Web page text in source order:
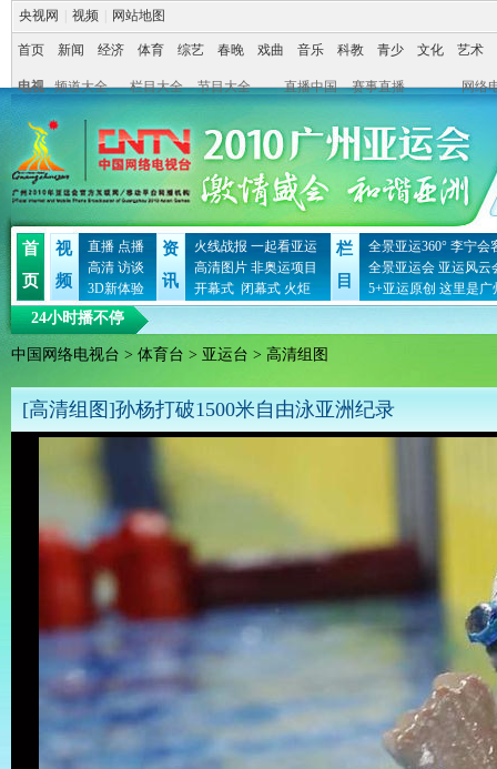
央视网 视频 网站地图
首页 新闻 经济 体育 综艺 春晚 戏曲 音乐 科教 青少 文化 艺术
电视 频道大全 栏目大全 节目大全 直播中国 赛事直播 网络
首
页
视
频
直播 点播
高清 访谈
3D新体验
资
讯
火线战报 一起看亚运
高清图片 非奥运项目
开幕式 闭幕式 火炬
栏
目
全景亚运360° 李宁会
全景亚运会 亚运风云
5+亚运原创 这里是广
24小时播不停
中国网络电视台 > 体育台 > 亚运台 > 高清组图
[高清组图]孙杨打破1500米自由泳亚洲纪录
[高清组图]孙